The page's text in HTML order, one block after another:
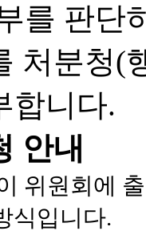
를 판단
처분청(
합니다.
안내
위원회에
식입니다.